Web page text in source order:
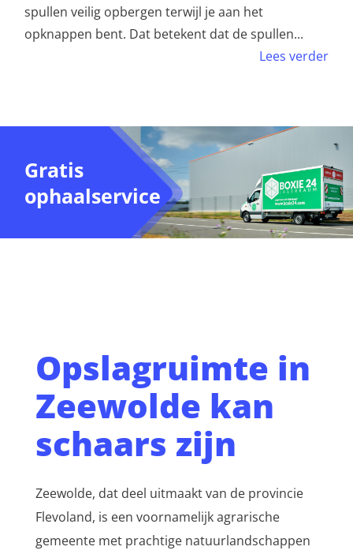
spullen veilig opbergen terwijl je aan het
opknappen bent. Dat betekent dat de spullen...
Lees verder
Gratis
ophaalservice
Opslagruimte in
Zeewolde kan
schaars zijn
Zeewolde, dat deel uitmaakt van de provincie
Flevoland, is een voornamelijk agrarische
gemeente met prachtige natuurlandschappen